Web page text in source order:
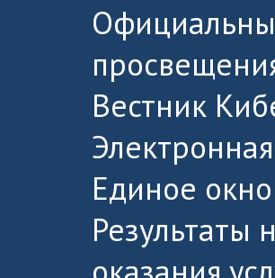
Вестник
Единое
Результаты